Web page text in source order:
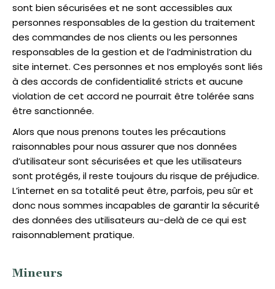
sont bien sécurisées et ne sont accessibles aux
personnes responsables de la gestion du traitement
des commandes de nos clients ou les personnes
responsables de la gestion et de l’administration du
site internet. Ces personnes et nos employés sont liés
à des accords de confidentialité stricts et aucune
violation de cet accord ne pourrait être tolérée sans
être sanctionnée.
Alors que nous prenons toutes les précautions
raisonnables pour nous assurer que nos données
d’utilisateur sont sécurisées et que les utilisateurs
sont protégés, il reste toujours du risque de préjudice.
L’internet en sa totalité peut être, parfois, peu sûr et
donc nous sommes incapables de garantir la sécurité
des données des utilisateurs au-delà de ce qui est
raisonnablement pratique.
Mineurs